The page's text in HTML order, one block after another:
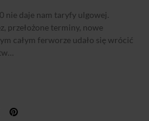
nie daje nam taryfy ulgowej.
przełożone terminy, nowe
całym ferworze udało się wrócić